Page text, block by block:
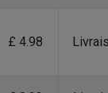
£ 4.98